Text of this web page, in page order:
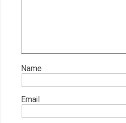
Name
Email